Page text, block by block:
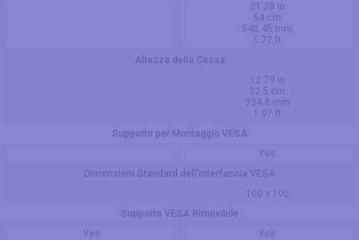
21.28 in
54 cm
540.45 mm
1.77 ft
Altezza della Cassa
12.79 in
32.5 cm
324.8 mm
1.07 ft
Supporto per Montaggio VESA
Yes
Dimensioni Standard dell'interfaccia VESA
100 x 100
Supporto VESA Rimovibile
Yes
Yes